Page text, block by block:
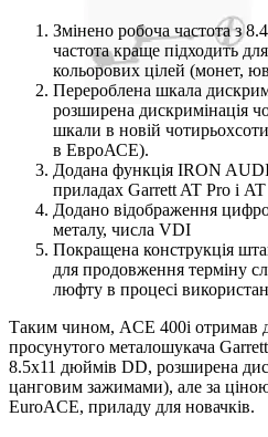
Змінено робоча частота з
частота краще підходить
кольорових цілей (монет,
Перероблена шкала
розширена дискримінація
шкали в новій
в ЕвроАСЕ).
Додана функція IRON
приладах Garrett AT Pro і
Додано відображення
металу, числа VDI
Покращена конструкція
для продовження терміну
люфту в процесі
Таким чином, ACE 400i отримав
просунутого металошукача
8.5х11 дюймів DD, розширена
цанговим зажимами), але за
EuroACE, приладу для новачків.